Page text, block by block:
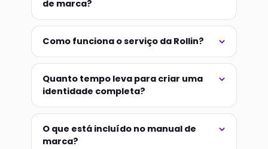
de marca?
Como funciona o serviço da Rollin?
Quanto tempo leva para criar uma
identidade completa?
O que está incluído no manual de
marca?